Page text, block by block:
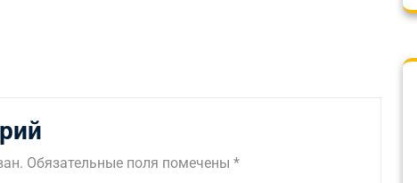
Обязательные поля помечены *